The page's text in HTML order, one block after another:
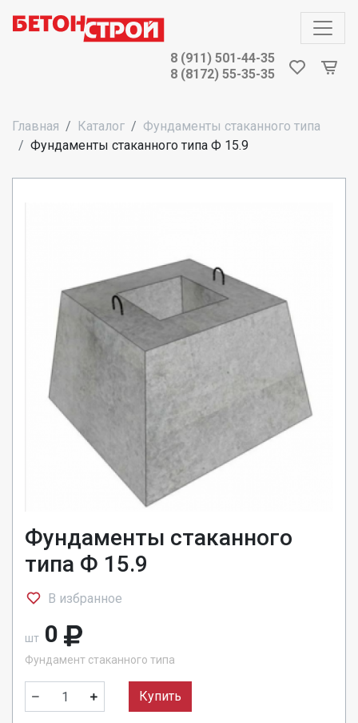
8 (911) 501-44-35
8 (8172) 55-35-35
Главная Каталог
Фундаменты стаканного типа
Фундаменты стаканного типа Ф 15.9
Фундаменты стаканного
типа Ф 15.9
В избранное
шт 0
Фундамент стаканного типа
Купить